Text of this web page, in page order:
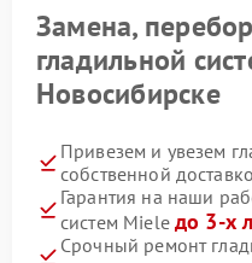
Замена,
гладильной
Новосибирске
Привезем и увезем
собственной
Гарантия на наши
систем Miele до 3-х
Срочный ремонт